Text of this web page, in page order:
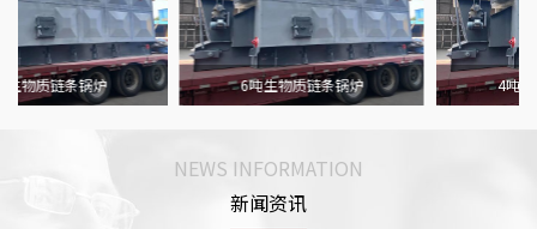
10吨生物质链条锅炉 8吨生物质链条锅炉
NEWS INFORMATION
新闻资讯